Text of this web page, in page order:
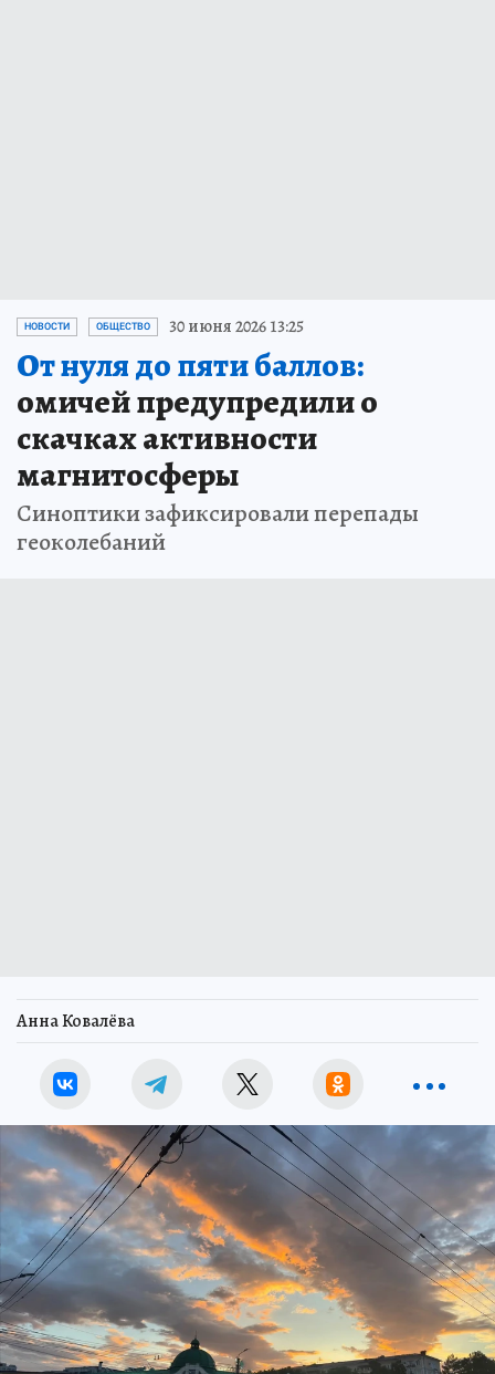
НОВОСТИ ОБЩЕСТВО 30 июня 2026 13:25
От нуля до пяти баллов:
омичей предупредили о
скачках активности
магнитосферы
Синоптики зафиксировали перепады
геоколебаний
Анна Ковалёва